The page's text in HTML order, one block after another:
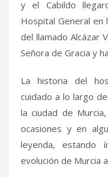
y el Cabildo
Hospital General en
del llamado Alcázar
Señora de Gracia y
La historia del
cuidado a lo largo
la ciudad de
ocasiones y en
leyenda, estando
evolución de Murcia